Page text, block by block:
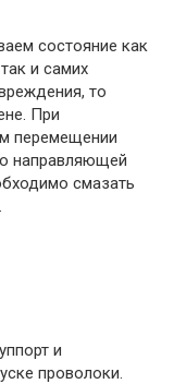
состояние как
и самих
то
При
перемещении
направляющей
смазать
и
проволоки.